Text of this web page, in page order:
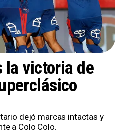
la victoria de
dejó marcas intactas y
a Colo Colo.